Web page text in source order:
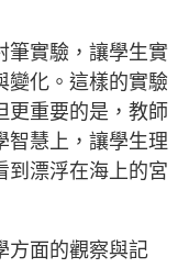
筆實驗，讓學生實
變化。這樣的實驗
更重要的是，教師
智慧上，讓學生理
到漂浮在海上的宮
方面的觀察與記